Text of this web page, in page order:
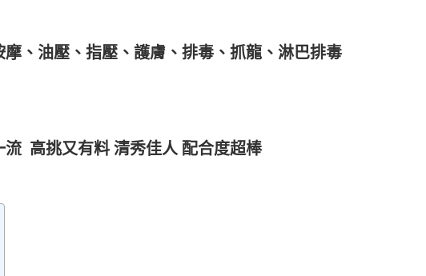
、油壓、指壓、護膚、排毒、抓龍、淋巴排毒
高挑又有料 清秀佳人 配合度超棒